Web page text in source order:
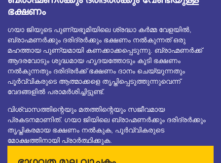
ഭക്ഷണം
ഗയാ ജിയുടെ പുണ്യഭൂമിയിലെ ശ്രദ്ധാ കർമ്മ വേളയിൽ,
ബ്രാഹ്മണർക്കും ദരിദ്രർക്കും ഭക്ഷണം നൽകുന്നത് ഒരു
മഹത്തായ പുണ്യമായി കണക്കാക്കപ്പെടുന്നു. ബ്രാഹ്മണർക്ക്
ആദരവോടും ശുദ്ധമായ ഹൃദയത്തോടും കൂടി ഭക്ഷണം
നൽകുന്നതും ദരിദ്രർക്ക് ഭക്ഷണം ദാനം ചെയ്യുന്നതും
പൂർവ്വികരുടെ ആത്മാക്കളെ തൃപ്തിപ്പെടുത്തുന്നുവെന്ന്
വേദങ്ങളിൽ പരാമർശിച്ചിട്ടുണ്ട്.
വിശ്വാസത്തിന്റെയും മതത്തിന്റെയും സജീവമായ
പ്രകടനമാണിത്. ഗയാ ജിയിലെ ബ്രാഹ്മണർക്കും ദരിദ്രർക്കും
തൃപ്തികരമായ ഭക്ഷണം നൽകുക, പൂർവ്വികരുടെ
മോക്ഷത്തിനായി പ്രാർത്ഥിക്കുക.